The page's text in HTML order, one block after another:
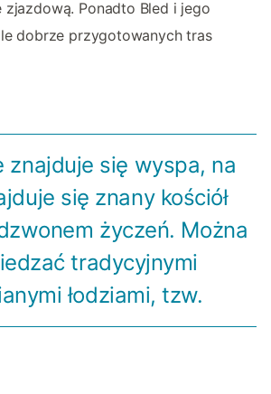
Ponadto Bled i jego
dobrze przygotowanych tras
znajduje się wyspa, na
się znany kościół
życzeń. Można
tradycyjnymi
łodziami, tzw.